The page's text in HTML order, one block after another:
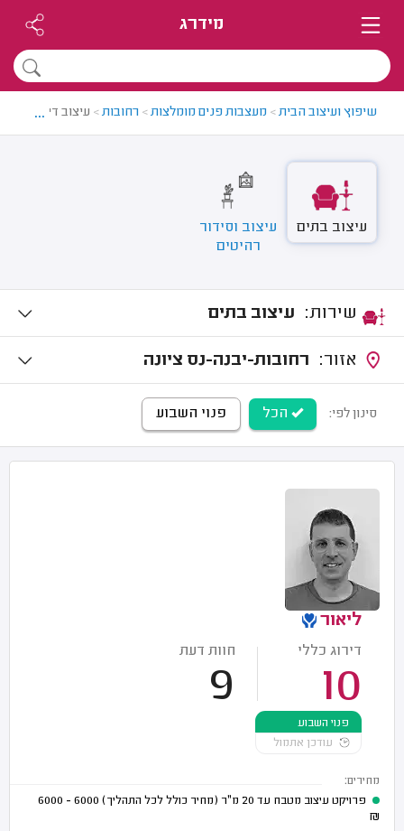
מידרג
שיפוץ ועיצוב הבית> מעצבות פנים מומלצות> רחובות> עיצוב דירה
...
עיצוב בתים
עיצוב וסידור
רהיטים
עיצוב בתים
רחובות-יבנה-נס ציונה
סינון לפי: הכל פנוי השבוע
ליאור
דירוג כללי
10
חוות דעת
9
פנוי השבוע
עודכן אתמול
מחירים:
פרויקט עיצוב מטבח עד 20 מ"ר (מחיר כולל לכל התהליך)
6000 - 6000
₪